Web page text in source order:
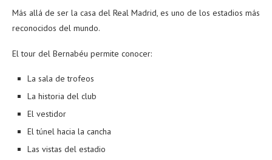
Más allá de ser la casa del Real Madrid, es uno de los estadios más
reconocidos del mundo.
El tour del Bernabéu permite conocer:
La sala de trofeos
La historia del club
El vestidor
El túnel hacia la cancha
Las vistas del estadio